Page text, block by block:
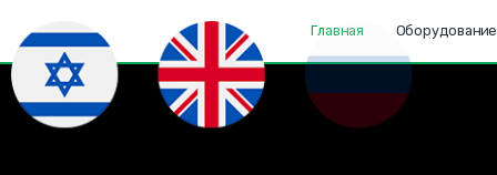
Главная Оборудование